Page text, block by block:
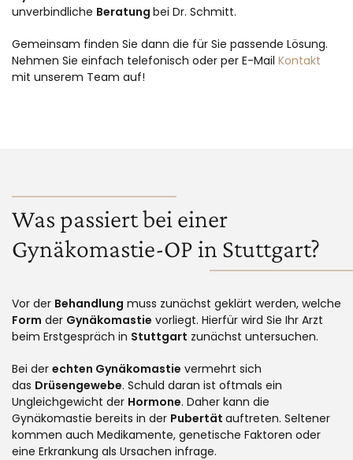
unverbindliche Beratung bei Dr. Schmitt.
Gemeinsam finden Sie dann die für Sie passende Lösung.
Nehmen Sie einfach telefonisch oder per E-Mail Kontakt
mit unserem Team auf!
Was passiert bei einer
Gynäkomastie-OP in Stuttgart?
Vor der Behandlung muss zunächst geklärt werden, welche
Form der Gynäkomastie vorliegt. Hierfür wird Sie Ihr Arzt
beim Erstgespräch in Stuttgart zunächst untersuchen.
Bei der echten Gynäkomastie vermehrt sich
das Drüsengewebe. Schuld daran ist oftmals ein
Ungleichgewicht der Hormone. Daher kann die
Gynäkomastie bereits in der Pubertät auftreten. Seltener
kommen auch Medikamente, genetische Faktoren oder
eine Erkrankung als Ursachen infrage.